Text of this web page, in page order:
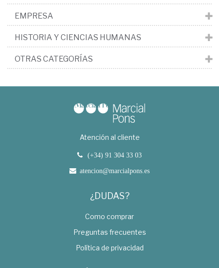
EMPRESA
HISTORIA Y CIENCIAS HUMANAS
OTRAS CATEGORÍAS
Atención al cliente
(+34) 91 304 33 03
atencion@marcialpons.es
¿DUDAS?
Como comprar
Preguntas frecuentes
Política de privacidad